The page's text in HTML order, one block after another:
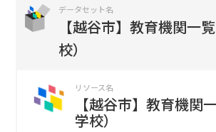
データセット名
【越谷市】教育機関一
校）
リソース名
【越谷市】教育機関
学校）